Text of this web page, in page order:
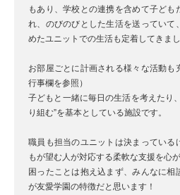
もあり、学校との連携を含めて子ども
れ、のびのびとした生活を送っていて
めたユニットでの生活も定着してきまし
お部屋ごとに計画される様々な活動も
行事欄を参照）
子どもと一緒に毎日の生活を考えたり
り組む”を基本としている施設です。
職員も担当のユニットは決まっている
もが望む人が対応する柔軟な支援を心が
困ったことは抱え込まず、みんなに相
が友愛学園の特徴だと思います！